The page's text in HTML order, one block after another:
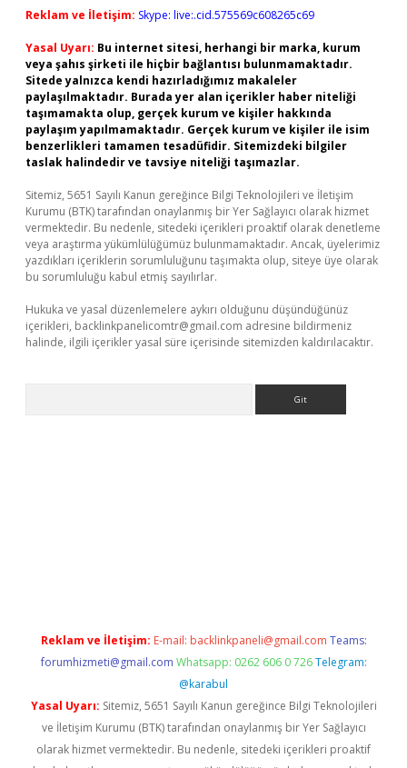
Reklam ve İletişim: Skype: live:.cid.575569c608265c69
Yasal Uyarı: Bu internet sitesi, herhangi bir marka, kurum
veya şahıs şirketi ile hiçbir bağlantısı bulunmamaktadır.
Sitede yalnızca kendi hazırladığımız makaleler
paylaşılmaktadır. Burada yer alan içerikler haber niteliği
taşımamakta olup, gerçek kurum ve kişiler hakkında
paylaşım yapılmamaktadır. Gerçek kurum ve kişiler ile isim
benzerlikleri tamamen tesadüfidir. Sitemizdeki bilgiler
taslak halindedir ve tavsiye niteliği taşımazlar.
Sitemiz, 5651 Sayılı Kanun gereğince Bilgi Teknolojileri ve İletişim
Kurumu (BTK) tarafından onaylanmış bir Yer Sağlayıcı olarak hizmet
vermektedir. Bu nedenle, sitedeki içerikleri proaktif olarak denetleme
veya araştırma yükümlülüğümüz bulunmamaktadır. Ancak, üyelerimiz
yazdıkları içeriklerin sorumluluğunu taşımakta olup, siteye üye olarak
bu sorumluluğu kabul etmiş sayılırlar.
Hukuka ve yasal düzenlemelere aykırı olduğunu düşündüğünüz
içerikleri, backlinkpanelicomtr@gmail.com adresine bildirmeniz
halinde, ilgili içerikler yasal süre içerisinde sitemizden kaldırılacaktır.
Reklam ve İletişim: E-mail: backlinkpaneli@gmail.com Teams:
forumhizmeti@gmail.com Whatsapp: 0262 606 0 726 Telegram:
@karabul
Yasal Uyarı: Sitemiz, 5651 Sayılı Kanun gereğince Bilgi Teknolojileri
ve İletişim Kurumu (BTK) tarafından onaylanmış bir Yer Sağlayıcı
olarak hizmet vermektedir. Bu nedenle, sitedeki içerikleri proaktif